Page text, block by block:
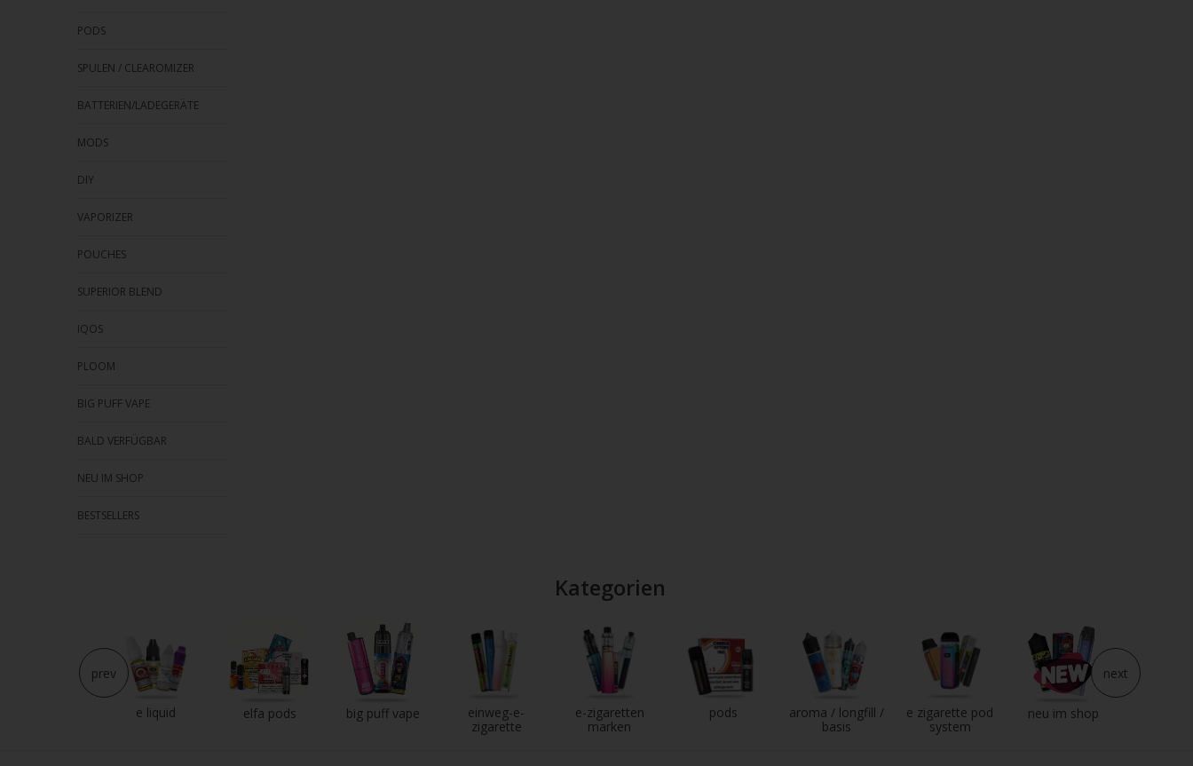
PODS
SPULEN / CLEAROMIZER
BATTERIEN/LADEGERÄTE
MODS
DIY
VAPORIZER
POUCHES
SUPERIOR BLEND
IQOS
PLOOM
BIG PUFF VAPE
BALD VERFÜGBAR
NEU IM SHOP
BESTSELLERS
Kategorien
e liquid elfa pods big puff vape
einweg-e-
zigarette
e-zigaretten
marken
pods
aroma / longfill /
basis
e zigarette pod
system
neu im shop
prev next